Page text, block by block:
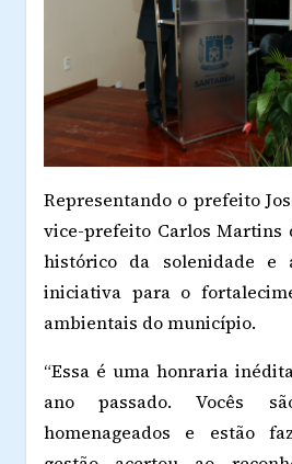
Representando o prefeito
vice-prefeito Carlos Martins
histórico da solenidade e
iniciativa para o
ambientais do município.
“Essa é uma honraria
ano passado. Vocês
homenageados e estão